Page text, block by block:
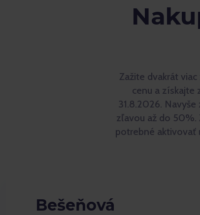
Zažite dvakrát
cenu a získajte
31.8.2026.
zľavou až do 50%.
potrebné aktivovať
Bešeňová